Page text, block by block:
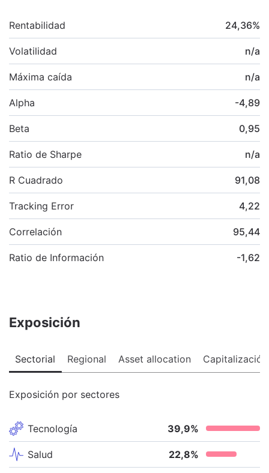
Rentabilidad 24,36%
Volatilidad n/a
Máxima caída n/a
Alpha -4,89
Beta 0,95
Ratio de Sharpe n/a
R Cuadrado 91,08
Tracking Error 4,22
Correlación 95,44
Ratio de Información -1,62
Exposición
Sectorial Regional Asset allocation Capitalización
Exposición por sectores
Tecnología 39,9%
Salud 22,8%